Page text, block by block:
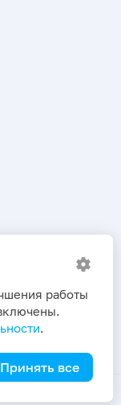
работы
.
Принять все